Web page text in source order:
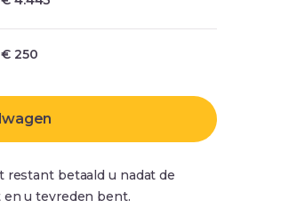
€250
restant betaald u nadat de
en u tevreden bent.